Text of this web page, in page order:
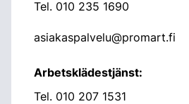
Tel. 010 235 1690
asiakaspalvelu@promart.fi
Arbetsklädestjänst:
Tel. 010 207 1531